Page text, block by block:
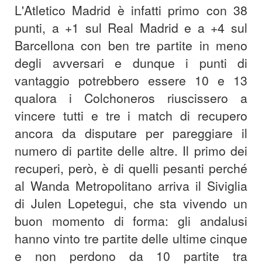
L'Atletico Madrid è infatti primo con 38
punti, a +1 sul Real Madrid e a +4 sul
Barcellona con ben tre partite in meno
degli avversari e dunque i punti di
vantaggio potrebbero essere 10 e 13
qualora i Colchoneros riuscissero a
vincere tutti e tre i match di recupero
ancora da disputare per pareggiare il
numero di partite delle altre. Il primo dei
recuperi, però, è di quelli pesanti perché
al Wanda Metropolitano arriva il Siviglia
di Julen Lopetegui, che sta vivendo un
buon momento di forma: gli andalusi
hanno vinto tre partite delle ultime cinque
e non perdono da 10 partite tra